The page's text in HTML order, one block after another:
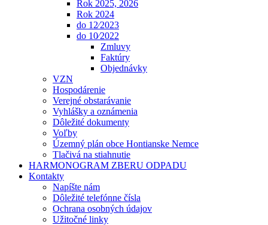
Rok 2025, 2026
Rok 2024
do 12⁄2023
do 10⁄2022
Zmluvy
Faktúry
Objednávky
VZN
Hospodárenie
Verejné obstarávanie
Vyhlášky a oznámenia
Dôležité dokumenty
Voľby
Územný plán obce Hontianske Nemce
Tlačivá na stiahnutie
HARMONOGRAM ZBERU ODPADU
Kontakty
Napíšte nám
Dôležité telefónne čísla
Ochrana osobných údajov
Užitočné linky